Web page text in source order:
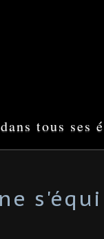
tous ses